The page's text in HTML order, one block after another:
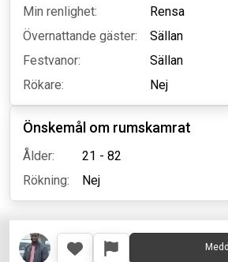
Min renlighet:
Rensa
Övernattande gäster:
Sällan
Festvanor:
Sällan
Rökare:
Nej
Önskemål om rumskamrat
Ålder:
21 - 82
Rökning:
Nej